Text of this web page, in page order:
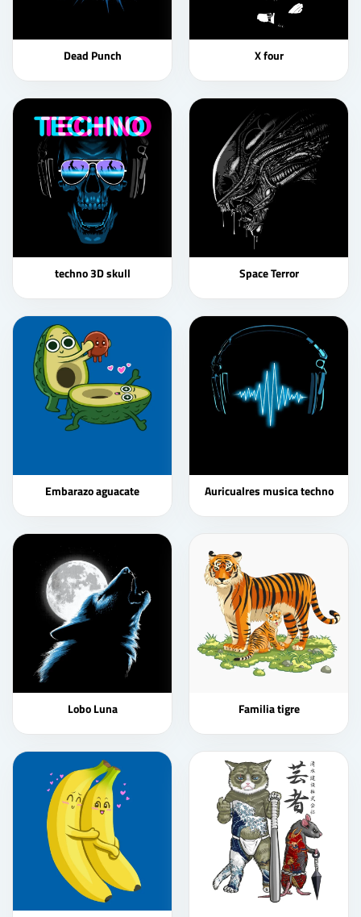
Dead Punch X four
techno 3D skull Space Terror
Embarazo aguacate Auricualres musica techno
Lobo Luna Familia tigre